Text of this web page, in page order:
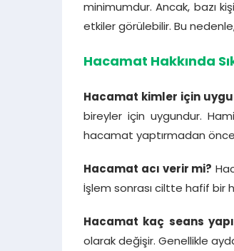
minimumdur. Ancak, bazı
etkiler görülebilir. Bu
Hacamat Hakkında
Hacamat kimler için
bireyler için uygundur.
hacamat yaptırmadan önce
Hacamat acı verir mi?
İşlem sonrası ciltte hafif bir
Hacamat kaç seans
olarak değişir. Genellikle